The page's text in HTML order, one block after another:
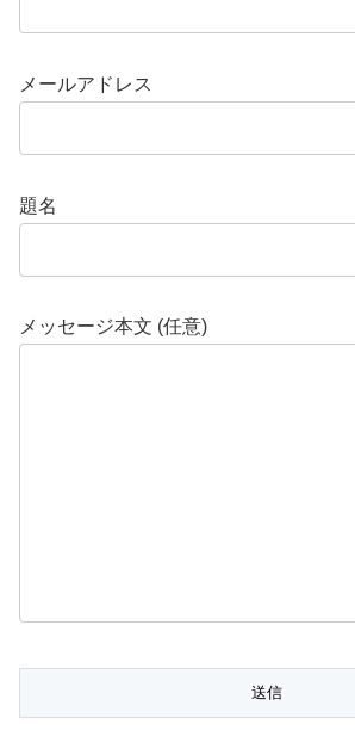
メールアドレス
題名
メッセージ本文 (任意)